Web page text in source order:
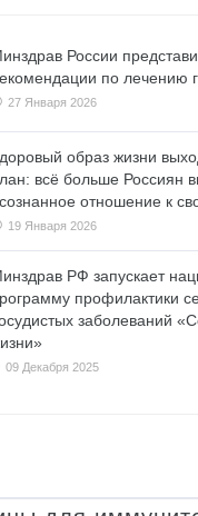
России
по лечению
27 Января 2026
образ жизни
всё больше Россиян
отношение к
19 Января 2026
РФ запускает
профилактики
заболеваний
09 Декабря 2025